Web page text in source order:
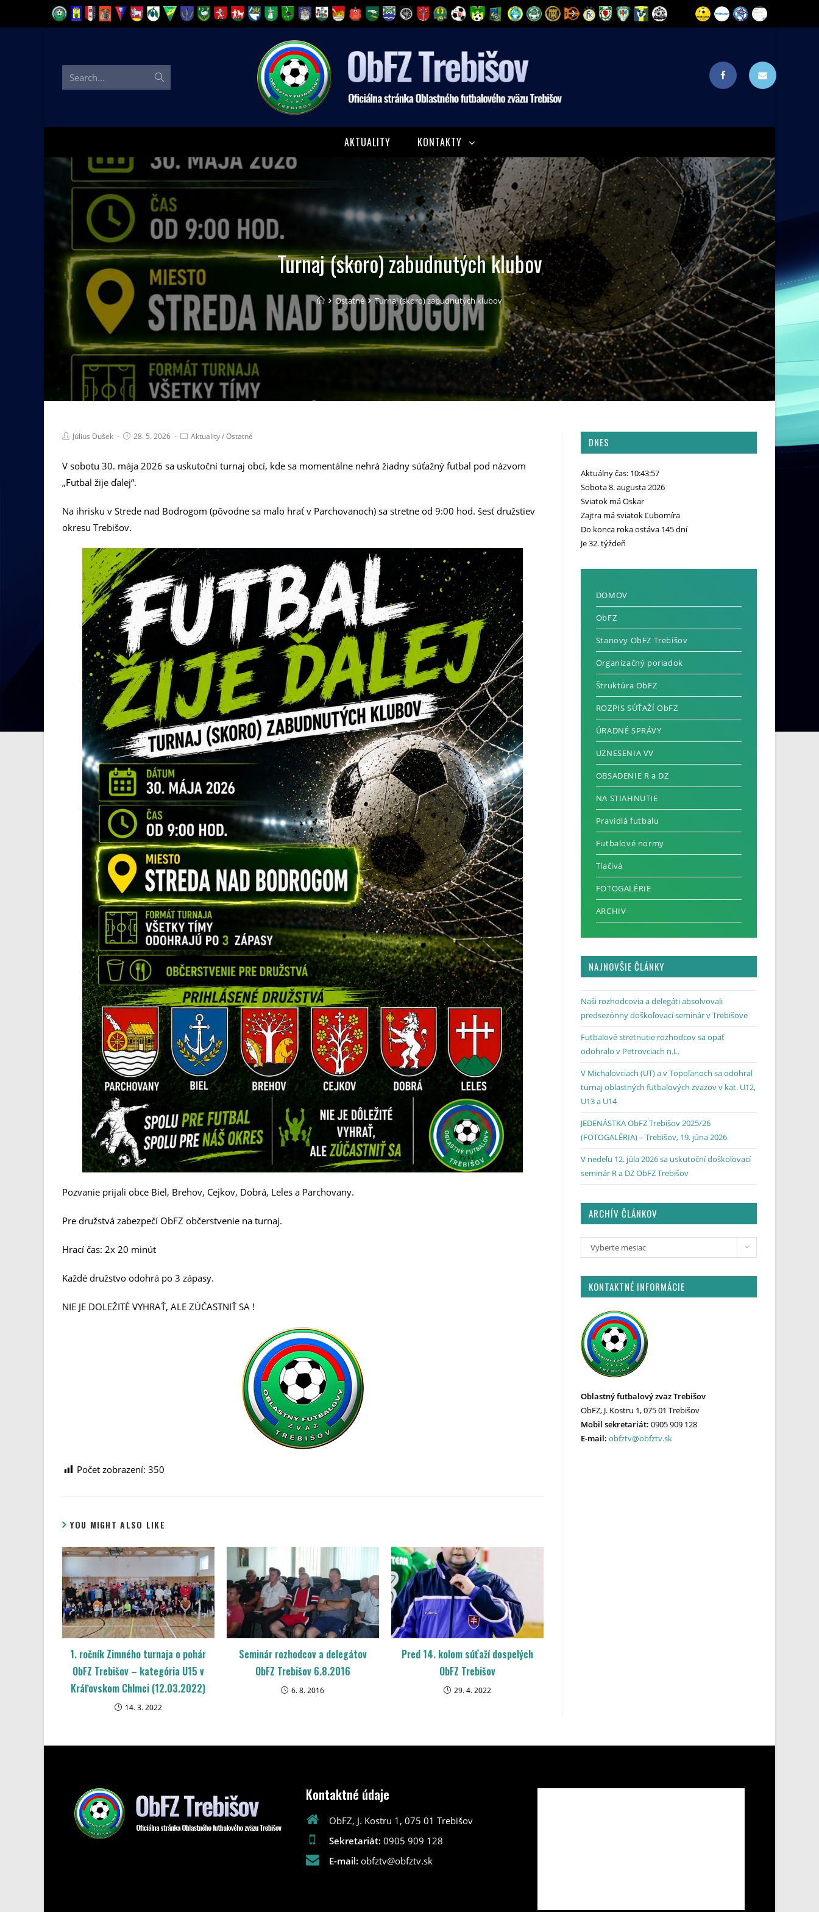
Search...
AKTUALITY KONTAKTY
Turnaj (skoro) zabudnutých klubov
Ostatné Turnaj (skoro) zabudnutých klubov
Július Dušek 28. 5. 2026 Aktuality/Ostatné
V sobotu 30. mája 2026 sa uskutoční turnaj obcí, kde sa momentálne nehrá žiadny súťažný futbal pod názvom
„Futbal žije ďalej“.
Na ihrisku v Strede nad Bodrogom (pôvodne sa malo hrať v Parchovanoch) sa stretne od 9:00 hod. šesť družstiev
okresu Trebišov.
Pozvanie prijali obce Biel, Brehov, Cejkov, Dobrá, Leles a Parchovany.
Pre družstvá zabezpečí ObFZ občerstvenie na turnaj.
Hrací čas: 2x 20 minút
Každé družstvo odohrá po 3 zápasy.
NIE JE DOLEŽITÉ VYHRAŤ, ALE ZÚČASTNIŤ SA !
Počet zobrazení: 350
YOU MIGHT ALSO LIKE
1. ročník Zimného turnaja o pohár
ObFZ Trebišov – kategória U15 v
Kráľovskom Chlmci (12.03.2022)
14. 3. 2022
Seminár rozhodcov a delegátov
ObFZ Trebišov 6.8.2016
6. 8. 2016
Pred 14. kolom súťaží dospelých
ObFZ Trebišov
29. 4. 2022
DNES
Aktuálny čas: 10:43:58
Sobota 8. augusta 2026
Sviatok má Oskar
Zajtra má sviatok Ľubomíra
Do konca roka ostáva 145 dní
Je 32. týždeň
DOMOV
ObFZ
Stanovy ObFZ Trebišov
Organizačný poriadok
Štruktúra ObFZ
ROZPIS SÚŤAŽÍ ObFZ
ÚRADNÉ SPRÁVY
UZNESENIA VV
OBSADENIE R a DZ
NA STIAHNUTIE
Pravidlá futbalu
Futbalové normy
Tlačivá
FOTOGALÉRIE
ARCHIV
NAJNOVŠIE ČLÁNKY
Naši rozhodcovia a delegáti absolvovali
predsezónny doškoľovací seminár v Trebišove
Futbalové stretnutie rozhodcov sa opäť
odohralo v Petrovciach n.L.
V Michalovciach (UT) a v Topoľanoch sa odohral
turnaj oblastných futbalových zväzov v kat. U12,
U13 a U14
JEDENÁSTKA ObFZ Trebišov 2025/26
(FOTOGALÉRIA) – Trebišov, 19. júna 2026
V nedeľu 12. júla 2026 sa uskutoční doškoľovací
seminár R a DZ ObFZ Trebišov
ARCHÍV ČLÁNKOV
Vyberte mesiac
KONTAKTNÉ INFORMÁCIE
Oblastný futbalový zväz Trebišov
ObFZ, J. Kostru 1, 075 01 Trebišov
Mobil sekretariát: 0905 909 128
E-mail: obfztv@obfztv.sk
Kontaktné údaje
ObFZ, J. Kostru 1, 075 01 Trebišov
Sekretariát: 0905 909 128
E-mail: obfztv@obfztv.sk